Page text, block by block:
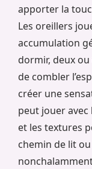
apporter la
Les oreillers
accumulation
dormir, deux
de combler
créer une
peut jouer
et les textures
chemin de lit